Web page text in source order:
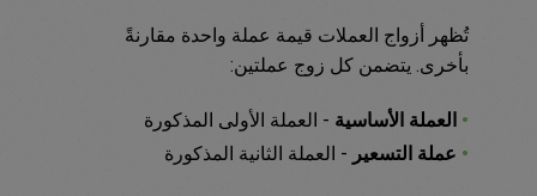
تُظهر أزواج العملات قيمة عملة واحدة مقارنةً
بأخرى. يتضمن كل زوج عملتين:
• العملة الأساسية - العملة الأولى المذكورة
• عملة التسعير - العملة الثانية المذكورة